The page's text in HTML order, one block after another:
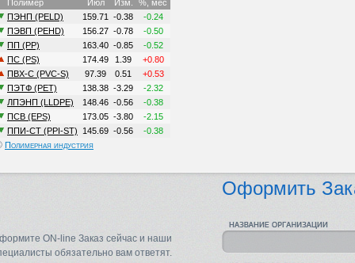
Полимерная индустрия
ON-line Заказ сейчас и наши
обязательно вам ответят.
Оформить